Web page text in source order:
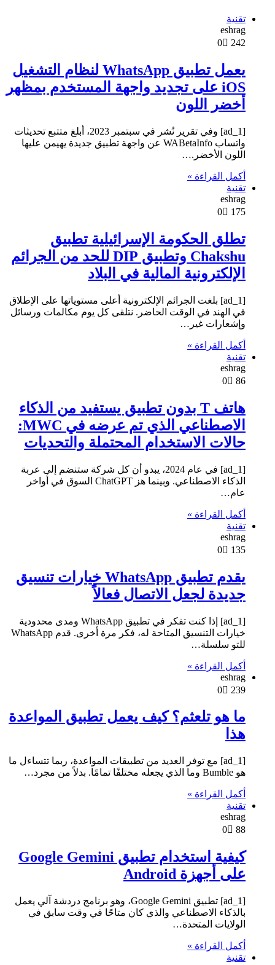
تقنية
eshrag
0
242
يعمل تطبيق WhatsApp لنظام التشغيل
iOS على تجديد واجهة المستخدم بمظهر
أخضر اللون
[ad_1] وفي تقرير نُشر في سبتمبر 2023، أبلغ متتبع تحديثات
واتساب WABetaInfo عن واجهة تطبيق جديدة يهيمن عليها
اللون الأخضر.…
أكمل القراءة »
تقنية
eshrag
0
175
تطلق الحكومة الإسرائيلية تطبيق
Chakshu وتطبيق DIP للحد من الجرائم
الإلكترونية المالية في البلاد
[ad_1] بلغت الجرائم الإلكترونية أعلى مستوياتها على الإطلاق
في الهند في الوقت الحاضر. نتلقى كل يوم مكالمات ورسائل
وإشعارات غير…
أكمل القراءة »
تقنية
eshrag
0
86
هاتف T بدون تطبيق يستفيد من الذكاء
الاصطناعي الذي تم عرضه في MWC:
حالات الاستخدام المحتملة والتحديات
[ad_1] في عام 2024، يبدو أن كل شركة ستنضم إلى عربة
الذكاء الاصطناعي. وبينما هز ChatGPT السوق في أواخر
عام…
أكمل القراءة »
تقنية
eshrag
0
135
يقدم تطبيق WhatsApp خيارات تنسيق
جديدة لجعل الاتصال فعالاً
[ad_1] إذا كنت تفكر في تطبيق WhatsApp ومدى محدودية
خيارات التنسيق المتاحة له، فكر مرة أخرى. قدم WhatsApp
للتو سلسلة…
أكمل القراءة »
eshrag
0
239
ما هو تلعثم؟ كيف يعمل تطبيق المواعدة
هذا
[ad_1] مع توفر العديد من تطبيقات المواعدة، ربما تتساءل ما
هو Bumble وما الذي يجعله مختلفًا تمامًا. بدلاً من مجرد…
أكمل القراءة »
تقنية
eshrag
0
88
كيفية استخدام تطبيق Google Gemini
على أجهزة Android
[ad_1] تطبيق Google Gemini، وهو برنامج دردشة آلي يعمل
بالذكاء الاصطناعي والذي كان متاحًا في وقت سابق في
الولايات المتحدة…
أكمل القراءة »
تقنية